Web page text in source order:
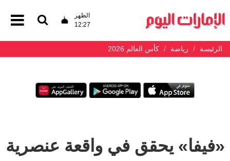
الظهر
12:27
الرئيسة رياضة كأس العالم 2026
«فيفا» يحقق في واقعة عنصرية